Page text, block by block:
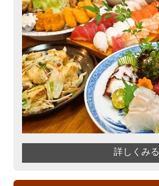
詳しくみる